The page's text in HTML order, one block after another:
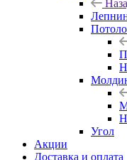
Угол
Акции
Доставка и оплата